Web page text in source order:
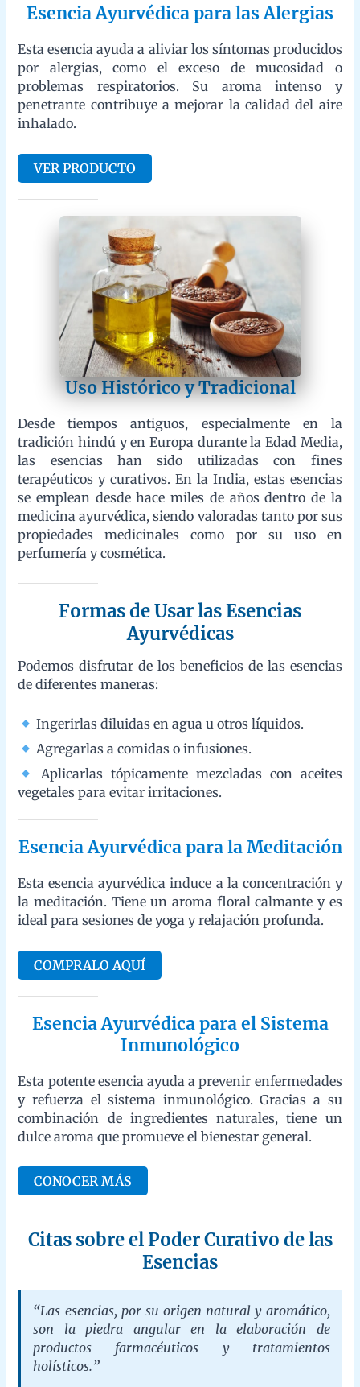
Esta esencia ayuda a aliviar los síntomas producidos por
alergias, como el exceso de mucosidad o problemas
respiratorios. Su aroma intenso y penetrante contribuye a
mejorar la calidad del aire inhalado.
VER PRODUCTO
Uso Histórico y Tradicional
Desde tiempos antiguos, especialmente en la tradición hindú y
en Europa durante la Edad Media, las esencias han sido
utilizadas con fines terapéuticos y curativos. En la India, estas
esencias se emplean desde hace miles de años dentro de la
medicina ayurvédica, siendo valoradas tanto por sus
propiedades medicinales como por su uso en perfumería y
cosmética.
Formas de Usar las Esencias
Ayurvédicas
Podemos disfrutar de los beneficios de las esencias de diferentes
maneras:
Ingerirlas diluidas en agua u otros líquidos.
Agregarlas a comidas o infusiones.
evitar irritaciones.
Esencia Ayurvédica para la Meditación
Esta esencia ayurvédica induce a la concentración y la
meditación. Tiene un aroma floral calmante y es ideal para
sesiones de yoga y relajación profunda.
COMPRALO AQUÍ
Esencia Ayurvédica para el Sistema
Inmunológico
el sistema inmunológico. Gracias a su combinación de
ingredientes naturales, tiene un dulce aroma que promueve el
CONOCER MÁS
Citas sobre el Poder Curativo de las
“Las esencias, por su origen natural y aromático,
son la piedra angular en la elaboración de
productos farmacéuticos y tratamientos
holísticos.”
Esencia Ayurvédica Desintoxicante